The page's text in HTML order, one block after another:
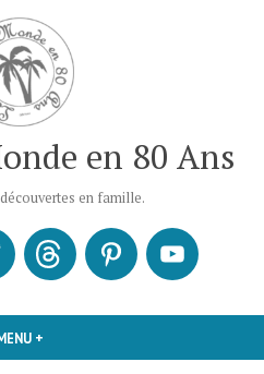
en 80 Ans
en famille.
+
ThreadsPinterestYoutube